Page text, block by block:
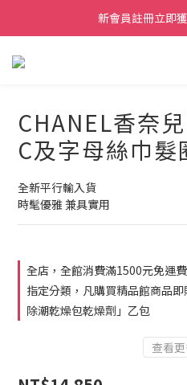
新會員註冊立即
CHANEL香奈
C及字母絲巾
全新平行輸入貨
時髦優雅 兼具實用
全店，全館消費滿1500元免運費
指定分類，凡購買精品館商品
除潮乾燥包乾燥劑」乙包
查看